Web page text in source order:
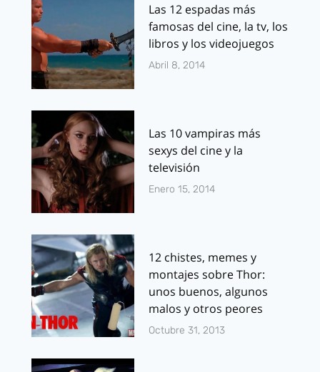
Las 12 espadas más
famosas del cine, la tv, los
libros y los videojuegos
Abril 8, 2014
Las 10 vampiras más
sexys del cine y la
televisión
Enero 15, 2014
12 chistes, memes y
montajes sobre Thor:
unos buenos, algunos
malos y otros peores
Octubre 31, 2013